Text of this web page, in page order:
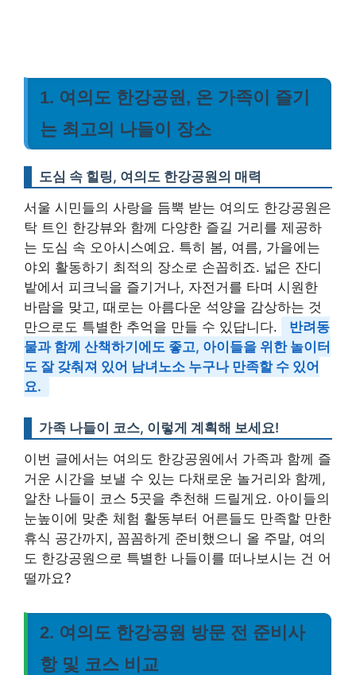
1. 여의도 한강공원, 온 가족이 즐기
는 최고의 나들이 장소
도심 속 힐링, 여의도 한강공원의 매력
서울 시민들의 사랑을 듬뿍 받는 여의도 한강공원은
탁 트인 한강뷰와 함께 다양한 즐길 거리를 제공하
는 도심 속 오아시스예요. 특히 봄, 여름, 가을에는
야외 활동하기 최적의 장소로 손꼽히죠. 넓은 잔디
밭에서 피크닉을 즐기거나, 자전거를 타며 시원한
바람을 맞고, 때로는 아름다운 석양을 감상하는 것
만으로도 특별한 추억을 만들 수 있답니다.
반려동
물과 함께 산책하기에도 좋고, 아이들을 위한 놀이터
도 잘 갖춰져 있어 남녀노소 누구나 만족할 수 있어
요.
가족 나들이 코스, 이렇게 계획해 보세요!
이번 글에서는 여의도 한강공원에서 가족과 함께 즐
거운 시간을 보낼 수 있는 다채로운 놀거리와 함께,
알찬 나들이 코스 5곳을 추천해 드릴게요. 아이들의
눈높이에 맞춘 체험 활동부터 어른들도 만족할 만한
휴식 공간까지, 꼼꼼하게 준비했으니 올 주말, 여의
도 한강공원으로 특별한 나들이를 떠나보시는 건 어
떨까요?
2. 여의도 한강공원 방문 전 준비사
항 및 코스 비교